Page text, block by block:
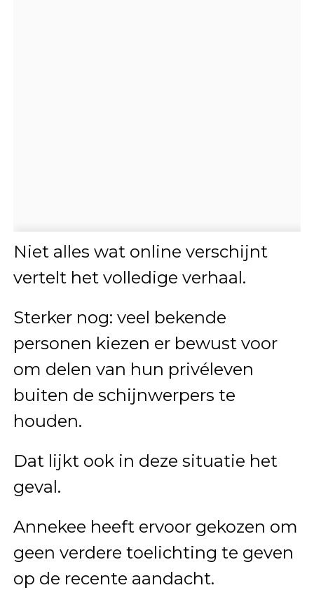
Niet alles wat online verschijnt
vertelt het volledige verhaal.
Sterker nog: veel bekende
personen kiezen er bewust voor
om delen van hun privéleven
buiten de schijnwerpers te
houden.
Dat lijkt ook in deze situatie het
geval.
Annekee heeft ervoor gekozen om
geen verdere toelichting te geven
op de recente aandacht.